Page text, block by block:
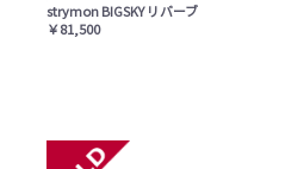
strymon BIGSKY リバーブ
￥81,500